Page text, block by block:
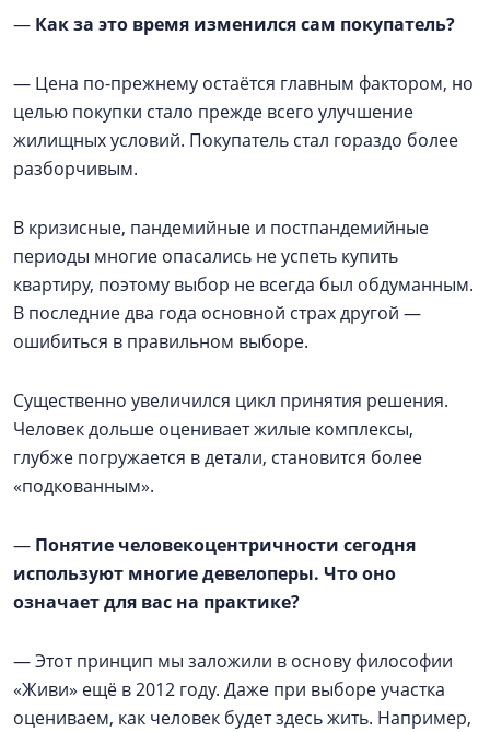
— Как за это время изменился сам покупатель?
— Цена по-прежнему остаётся главным фактором, но
целью покупки стало прежде всего улучшение
жилищных условий. Покупатель стал гораздо более
разборчивым.
В кризисные, пандемийные и постпандемийные
периоды многие опасались не успеть купить
квартиру, поэтому выбор не всегда был обдуманным.
В последние два года основной страх другой —
ошибиться в правильном выборе.
Существенно увеличился цикл принятия решения.
Человек дольше оценивает жилые комплексы,
глубже погружается в детали, становится более
«подкованным».
— Понятие человекоцентричности сегодня
используют многие девелоперы. Что оно
означает для вас на практике?
— Этот принцип мы заложили в основу философии
«Живи» ещё в 2012 году. Даже при выборе участка
оцениваем, как человек будет здесь жить. Например,